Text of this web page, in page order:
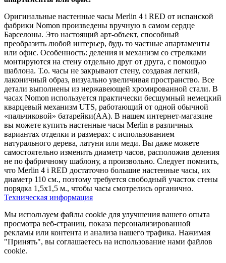
Оригинальные настенные часы Merlin 4 i RED от испанской
фабрики Nomon произведены вручную в самом сердце
Барселоны. Это настоящий арт-объект, способный
преобразить любой интерьер, будь то частные апартаменты
или офис. Особенность: деления и механизм со стрелками
монтируются на стену отдельно друг от друга, с помощью
шаблона. Т.о. часы не закрывают стену, создавая легкий,
лаконичный образ, визуально увеличивая пространство. Все
детали выполнены из нержавеющей хромированной стали. В
часах Nomon используется практически бесшумный немецкий
кварцевый механизм UTS, работающий от одной обычной
«пальчиковой» батарейки(AA). В нашем интернет-магазине
вы можете купить настенные часы Merlin в различных
вариантах отделки и размерах: с использованием
натурального дерева, латуни или меди. Вы даже можете
самостоятельно изменить диаметр часов, расположив деления
не по фабричному шаблону, а произвольно. Следует помнить,
что Merlin 4 i RED достаточно большие настенные часы, их
диаметр 110 см., поэтому требуется свободный участок стены
порядка 1,5х1,5 м., чтобы часы смотрелись органично.
Техническая информация
Мы используем файлы cookie для улучшения вашего опыта
просмотра веб-страниц, показа персонализированной
рекламы или контента и анализа нашего трафика. Нажимая
"Принять", вы соглашаетесь на использование нами файлов
cookie.